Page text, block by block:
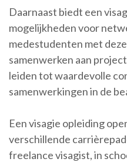
Daarnaast biedt een
mogelijkheden voor
medestudenten met
samenwerken aan
leiden tot waardevolle
samenwerkingen in de
Een visagie opleiding
verschillende
freelance visagist, in